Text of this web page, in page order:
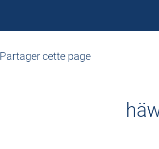
Partager cette page